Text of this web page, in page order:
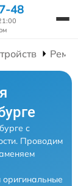
48
с
Проводим
оригинальные